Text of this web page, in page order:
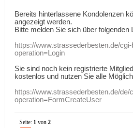
Bereits hinterlassene Kondolenzen
angezeigt werden.
Bitte melden Sie sich über folgenden
https://www.strassederbesten.de/
operation=Login
Sie sind noch kein registrierte
kostenlos und nutzen Sie alle
https://www.strassederbesten.de/
operation=FormCreateUser
Seite: 1 von2